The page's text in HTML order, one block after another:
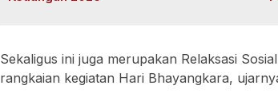
Sekaligus ini juga merupakan Relaksasi
rangkaian kegiatan Hari Bhayangkara,